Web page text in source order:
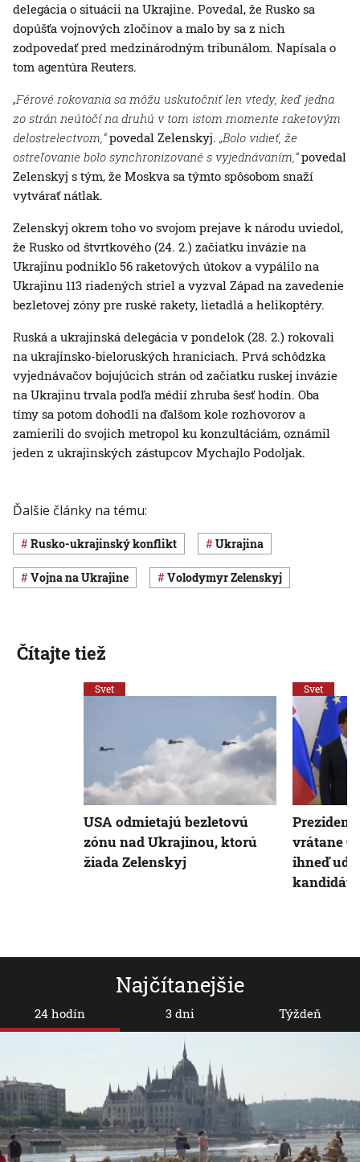
delegácia o situácii na Ukrajine. Povedal, že Rusko sa
dopúšťa vojnových zločinov a malo by sa z nich
zodpovedať pred medzinárodným tribunálom. Napísala o
tom agentúra Reuters.
„Férové rokovania sa môžu uskutočniť len vtedy, keď jedna
zo strán neútočí na druhú v tom istom momente raketovým
delostrelectvom,“povedal Zelenskyj. „Bolo vidieť, že
ostreľovanie bolo synchronizované s vyjednávaním,“povedal
Zelenskyj s tým, že Moskva sa týmto spôsobom snaží
vytvárať nátlak.
Zelenskyj okrem toho vo svojom prejave k národu uviedol,
že Rusko od štvrtkového (24. 2.) začiatku invázie na
Ukrajinu podniklo 56 raketových útokov a vypálilo na
Ukrajinu 113 riadených striel a vyzval Západ na zavedenie
bezletovej zóny pre ruské rakety, lietadlá a helikoptéry.
Ruská a ukrajinská delegácia v pondelok (28. 2.) rokovali
na ukrajinsko-bieloruských hraniciach. Prvá schôdzka
vyjednávačov bojujúcich strán od začiatku ruskej invázie
na Ukrajinu trvala podľa médií zhruba šesť hodín. Oba
tímy sa potom dohodli na ďalšom kole rozhovorov a
zamierili do svojich metropol ku konzultáciám, oznámil
jeden z ukrajinských zástupcov Mychajlo Podoljak.
Ďalšie články na tému:
rusko-ukrajinský konflikt Ukrajina
vojna na Ukrajine Volodymyr Zelenskyj
Najčítanejšie
24 hodín 3 dni Týždeň
Čítajte tiež
Svet
USA odmietajú bezletovú
zónu nad Ukrajinou, ktorú
žiada Zelenskyj
Svet
vrátane
ihneď